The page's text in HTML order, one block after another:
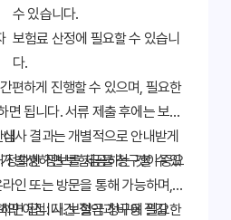
수 있습니다.
보험료 산정에 필요할 수 있습니
다.
게 진행할 수 있으며, 필요한
제출 후에는 보험
내
발생하면 보험금을 청구할 수 있
금 청구에 필요한
의 이점: 시간 절약과 비용 절감